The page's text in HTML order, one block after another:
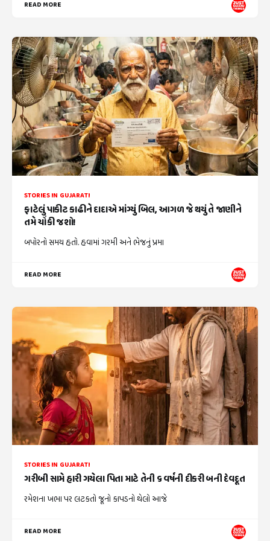
READ MORE
STORIES IN GUJARATI
ફાટેલું પાકીટ કાઢીને દાદાએ માંગ્યું બિલ, આગળ જે થયું તે જાણીને
તમે ચોંકી જશો!
બપોરનો સમય હતો. હવામાં ગરમી અને ભેજનું પ્રમા
READ MORE
STORIES IN GUJARATI
ગરીબી સામે હારી ગયેલા પિતા માટે તેની ૬ વર્ષની દીકરી બની દેવદૂત
રમેશના ખભા પર લટકતો જૂનો કાપડનો થેલો આજે
READ MORE